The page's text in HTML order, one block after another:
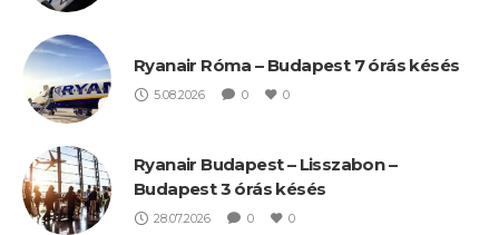
Ryanair Róma – Budapest 7 órás késés
5.08.2026 0 0
Ryanair Budapest – Lisszabon –
Budapest 3 órás késés
28.07.2026 0 0